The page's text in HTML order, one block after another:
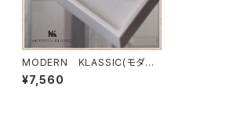
MODERN KLASSIC(モダン
クラシック） ホワイトトパーズ
ピアス
¥7,560